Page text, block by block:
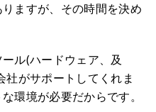
ますが、その時間を決め
ル(ハードウェア、及
がサポートしてくれま
環境が必要だからです。